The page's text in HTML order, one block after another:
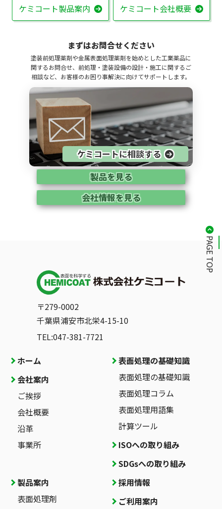
ケミコート製品案内 ケミコート会社概要
まずはお問合せください
塗装前処理薬剤や金属表面処理薬剤を始めとした工業薬品に
関するお問合せ、前処理・塗装設備の設計・施工に関するご
相談など、お客様のお困り事解決に向けてサポートします。
ケミコートに相談する
製品を見る
会社情報を見る
〒279-0002
千葉県浦安市北栄4-15-10
TEL:047-381-7721
ホーム
会社案内
ご挨拶
会社概要
沿革
事業所
製品案内
表面処理剤
表面処理の基礎知識
表面処理の基礎知識
表面処理コラム
表面処理用語集
計算ツール
ISOへの取り組み
SDGsへの取り組み
採用情報
ご利用案内
PAGE TOP